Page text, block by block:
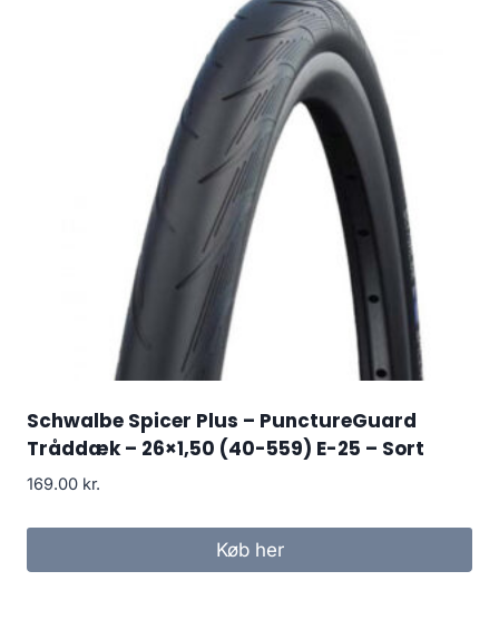
Schwalbe Spicer Plus – PunctureGuard
Tråddæk – 26×1,50 (40-559) E-25 – Sort
169.00 kr.
Køb her